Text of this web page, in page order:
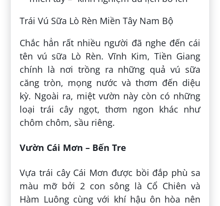
Trái Vú Sữa Lò Rèn Miền Tây Nam Bộ
Chắc hẳn rất nhiều người đã nghe đến cái
tên vú sữa Lò Rèn. Vĩnh Kim, Tiền Giang
chính là nơi trồng ra những quả vú sữa
căng tròn, mọng nước và thơm đến diệu
kỳ. Ngoài ra, miệt vườn này còn có những
loại trái cây ngọt, thơm ngon khác như
chôm chôm, sầu riêng.
Vườn Cái Mơn – Bến Tre
Vựa trái cây Cái Mơn được bồi đắp phù sa
màu mỡ bởi 2 con sông là Cổ Chiên và
Hàm Luông cùng với khí hậu ôn hòa nên